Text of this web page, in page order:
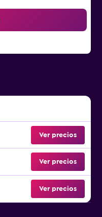
Ver precios
Ver precios
Ver precios